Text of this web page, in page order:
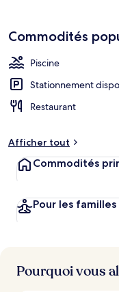
Commodités
Piscine
Stationnement
Restaurant
Afficher tout
Commodités
Pour les familles
Pourquoi vous